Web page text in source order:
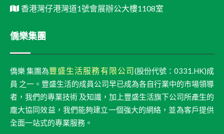
香港灣仔港灣道1號會展辦公大樓1108室
僑樂集團
僑樂 集團為豐盛生活服務有限公司(股份代號：0331.HK)成
員 之一。豐盛生活的成員公司早已成為各自行業中的市場領導
者，我們的專業技術 及知識，加上豐盛生活旗下公司所產生的
龐大協同效益，我們能夠建立一個強大的網絡，並為客戶提供
全面一站式的專業服務。